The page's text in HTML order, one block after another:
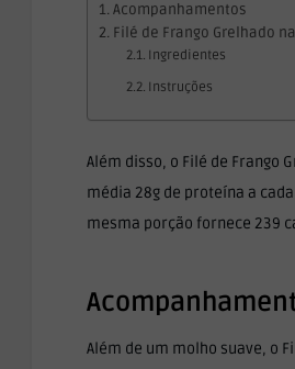
Acompanhamentos
Filé de Frango Grelhado
Ingredientes
Instruções
Além disso, o Filé de Frango
média 28g de proteína a
mesma porção fornece 239
Além de um molho suave, o